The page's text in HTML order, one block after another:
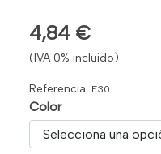
4,84 €
(IVA 0% incluido)
Referencia: F30
Color